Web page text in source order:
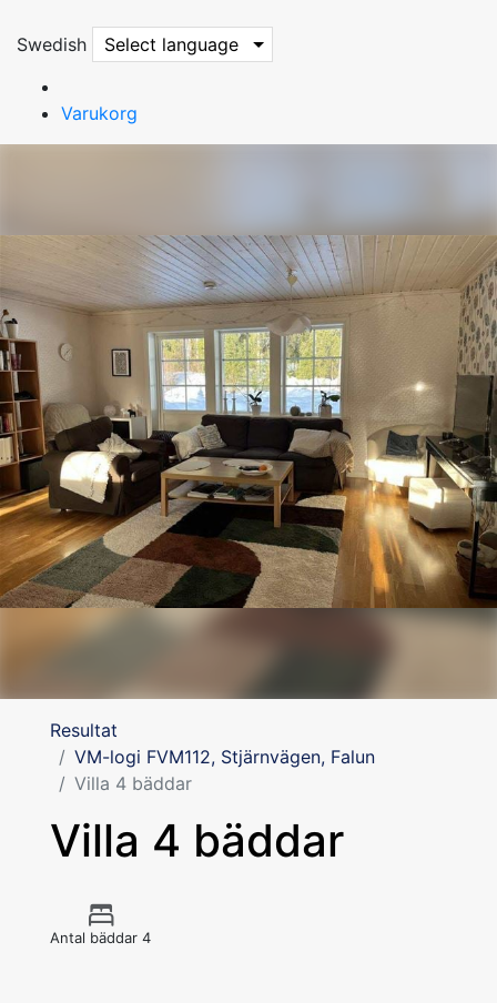
Swedish Select language
Varukorg
Resultat
VM-logi FVM112, Stjärnvägen, Falun
Villa 4 bäddar
Villa 4 bäddar
Antal bäddar 4